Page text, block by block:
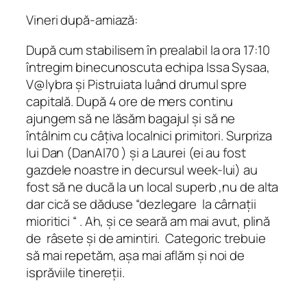
Vineri după-amiază:
După cum stabilisem în prealabil la ora 17:10
întregim binecunoscuta echipa Issa Sysaa,
V@lybra și Pistruiata luând drumul spre
capitală. După 4 ore de mers continu
ajungem să ne lăsăm bagajul și să ne
întâlnim cu câțiva localnici primitori. Surpriza
lui Dan (DanAl70 ) și a Laurei (ei au fost
gazdele noastre in decursul week-lui) au
fost să ne ducă la un local superb ,nu de alta
dar cică se dăduse “dezlegare la cârnații
mioritici “ . Ah, și ce seară am mai avut, plină
de râsete și de amintiri. Categoric trebuie
să mai repetăm, așa mai aflăm și noi de
isprăviile tinereții.